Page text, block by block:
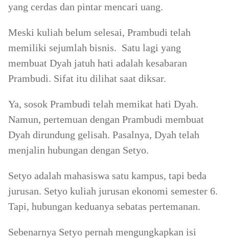
yang cerdas dan pintar mencari uang.
Meski kuliah belum selesai, Prambudi telah
memiliki sejumlah bisnis. Satu lagi yang
membuat Dyah jatuh hati adalah kesabaran
Prambudi. Sifat itu dilihat saat diksar.
Ya, sosok Prambudi telah memikat hati Dyah.
Namun, pertemuan dengan Prambudi membuat
Dyah dirundung gelisah. Pasalnya, Dyah telah
menjalin hubungan dengan Setyo.
Setyo adalah mahasiswa satu kampus, tapi beda
jurusan. Setyo kuliah jurusan ekonomi semester 6.
Tapi, hubungan keduanya sebatas pertemanan.
Sebenarnya Setyo pernah mengungkapkan isi